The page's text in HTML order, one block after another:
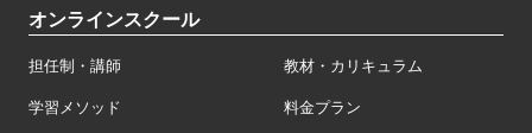
オンラインスクール
担任制・講師 教材・カリキュラム
学習メソッド 料金プラン